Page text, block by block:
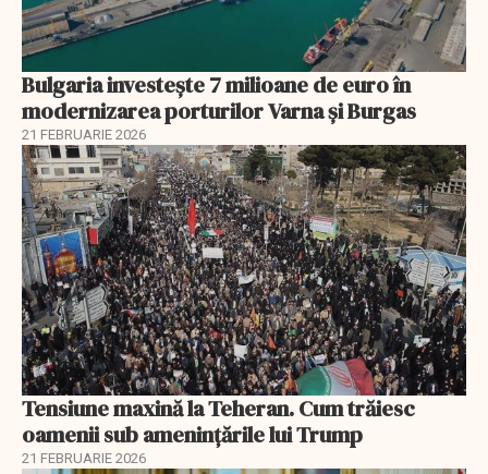
Bulgaria investește 7 milioane de euro în
modernizarea porturilor Varna și Burgas
21 FEBRUARIE 2026
Tensiune maxină la Teheran. Cum trăiesc
oamenii sub amenințările lui Trump
21 FEBRUARIE 2026